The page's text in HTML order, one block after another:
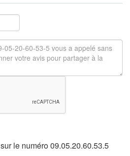
le numéro 09.05.20.60.53.5